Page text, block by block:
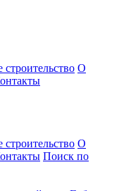
О
О
Поиск по